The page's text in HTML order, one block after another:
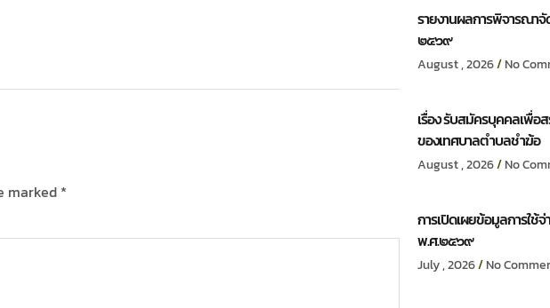
marked *
รายงานผลการพิจารณา
๒๕๖๙
August , 2026 No
เรื่อง รับสมัครบุคคลเพื่อ
ของเทศบาลตำบลชำฆ้อ
August , 2026 No
การเปิดเผยข้อมูลการใช้
พ.ศ.๒๕๖๙
July , 2026 No